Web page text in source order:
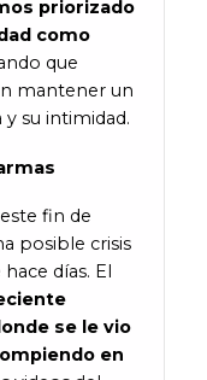
priorizado
como
que
mantener un
su intimidad.
fin de
posible crisis
días. El
se le vio
en